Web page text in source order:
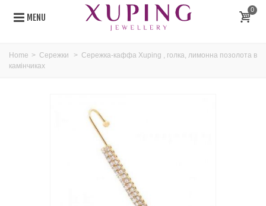
MENU
0
Home > Сережки > Сережка-каффа Xuping , голка, лимонна позолота в
камінчиках